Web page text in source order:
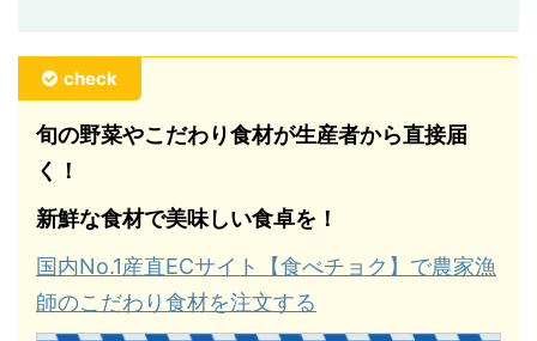
check
旬の野菜やこだわり食材が生産者から直接届
く！
新鮮な食材で美味しい食卓を！
国内No.1産直ECサイト【食べチョク】で農家漁
師のこだわり食材を注文する